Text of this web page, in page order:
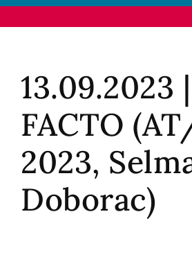
13.09.2023
FACTO
2023,
Doborac)